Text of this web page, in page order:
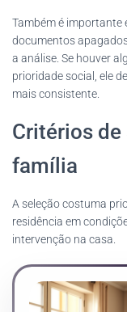
Também é importante
documentos
a análise. Se houver
prioridade social, ele
mais consistente.
Critérios de
família
A seleção costuma
residência em
intervenção na casa.